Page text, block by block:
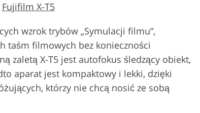
Fujifilm X-T5
wzrok trybów „Symulacji filmu”,
taśm filmowych bez konieczności
zaletą X-T5 jest autofokus śledzący obiekt,
aparat jest kompaktowy i lekki, dzięki
którzy nie chcą nosić ze sobą